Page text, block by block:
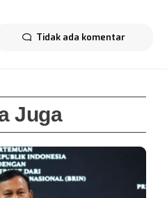
Tidak ada komentar
Juga